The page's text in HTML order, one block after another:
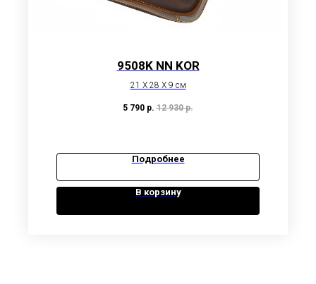
9508K NN KOR
21 X 28 X 9 см
5 790 р. 12 930 р.
Подробнее
В корзину